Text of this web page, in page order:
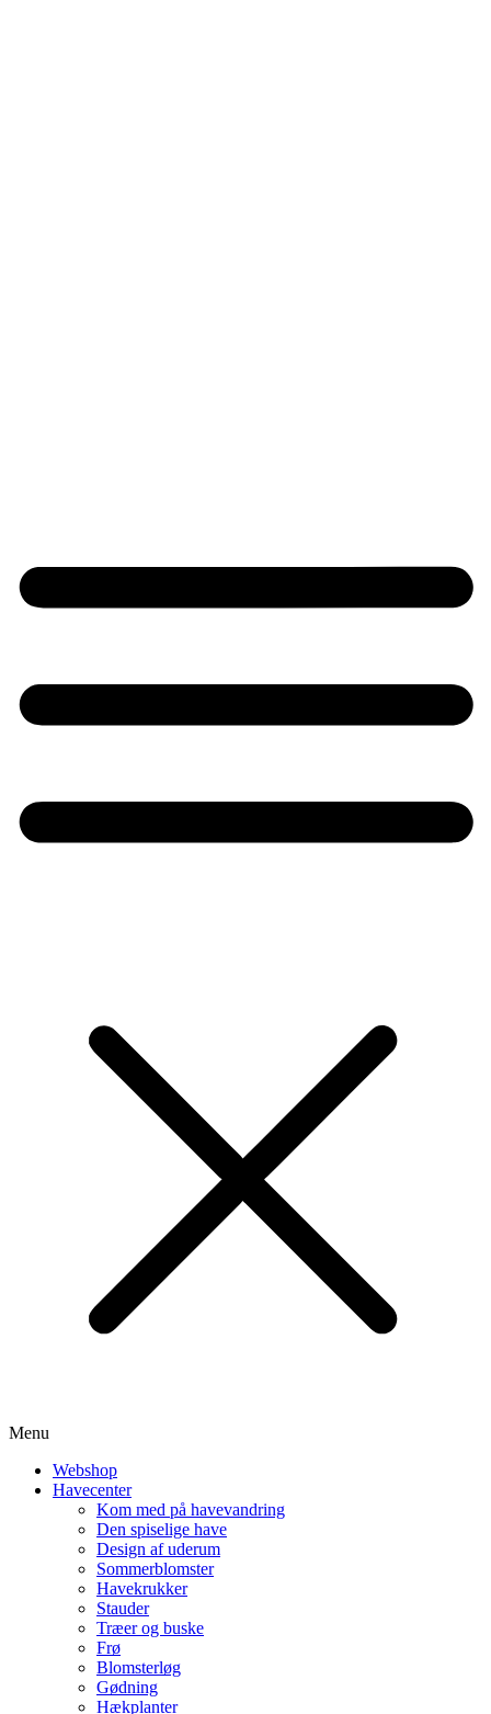
Menu
Webshop
Havecenter
Kom med på havevandring
Den spiselige have
Design af uderum
Sommerblomster
Havekrukker
Stauder
Træer og buske
Frø
Blomsterløg
Gødning
Hækplanter